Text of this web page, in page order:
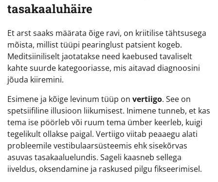
tasakaaluhäire
Et arst saaks määrata õige ravi, on kriitilise tähtsusega
mõista, millist tüüpi pearinglust patsient kogeb.
Meditsiiniliselt jaotatakse need kaebused tavaliselt
kahte suurde kategooriasse, mis aitavad diagnoosini
jõuda kiiremini.
Esimene ja kõige levinum tüüp on vertiigo. See on
spetsiifiline illusioon liikumisest. Inimene tunneb, et kas
tema ise pöörleb või ruum tema ümber keerleb, kuigi
tegelikult ollakse paigal. Vertiigo viitab peaaegu alati
probleemile vestibulaarsüsteemis ehk sisekõrvas
asuvas tasakaaluelundis. Sageli kaasneb sellega
iiveldus, oksendamine ja raskused pilgu fikseerimisel.